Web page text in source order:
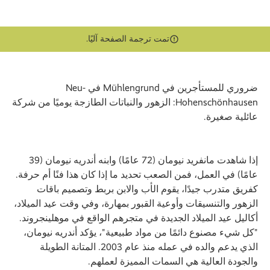
تمت ترجمة الصفحة آليًا.
ضروري للمستأجرين في Mühlengrund في Neu-
Hohenschönhausen: الزهور والنباتات الطازجة يوميًا من شركة
عائلية صغيرة.
إذا شاهدت مانفريد نيومان (72 عامًا) وابنه أندريه نيومان (39
عامًا) في العمل، فمن الصعب تحديد ما إذا كان هذا فنًا أم حرفة.
كفريق متدرب جيدًا، يقوم الأب والابن بربط وتصميم باقات
الزهور والتنسيقات وأوعية القبور بمهارة، وفي وقت عيد الميلاد،
أكاليل عيد الميلاد الجديدة في متجرهم الواقع في موهلينجروند.
"كل شيء مصنوع دائمًا من مواد طبيعية"، يؤكد أندريه نيومان،
الذي يدعم والده في عمله منذ عام 2003. المتانة الطويلة
والجودة العالية هي السمات المميزة لعملهم.